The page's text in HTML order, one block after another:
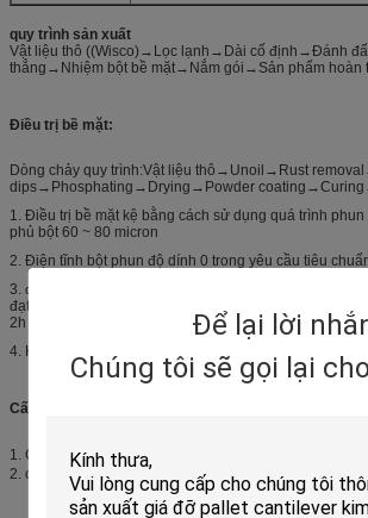
Để lại lời
Chúng tôi sẽ gọi lại
quy trình sản xuất
Vật liệu thô ((Wisco)→Lọc lạnh→Dài cố định→Đánh
thẳng→Nhiệm bột bề mặt→Nắm gói→Sản phẩm hoàn
Điều trị bề mặt:
Dòng chảy quy trình:Vật liệu thô→Unoil→Rust
dips→Phosphating→Drying→Powder
1. Điều trị bề mặt kệ bằng cách sử dụng quá trình
phủ bột 60 ~ 80 micron
2. Điện tĩnh bột phun độ dính 0 trong yêu cầu tiêu
3. độ cứng ((kháng mòn) như 100 lần cao hơn so với
đạt được GB6739 các yêu cầu tiêu chuẩn 2h - 86, cụ
2h không bị trầy xước.
4. Kháng ăn mòn (acid thủy điện) GB1771-91 hơn 500
Cấu hình màu sắc chính xác và yêu cầu vật liệu:
1. Cột: Màu RAL5010 蓝; Vật liệu Q235, Wisco.
2. chùm: Màu RAL2004 Orange; Vật liệu Q235, Wisco.